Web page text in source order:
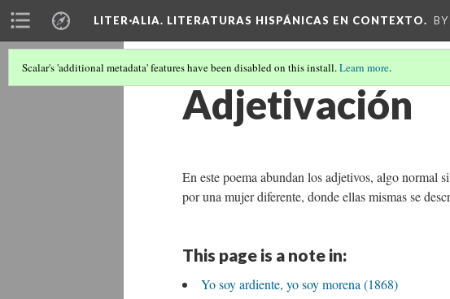
LITER·ALIA. LITERATURAS HISPÁNICAS EN CONTEXTO.
Scalar's 'additional metadata' features have been disabled on this install.Learn more.
Adjetivación
En este poema abundan los adjetivos, algo normal
por una mujer diferente, donde ellas mismas se
This page is a note in:
Yo soy ardiente, yo soy morena (1868)